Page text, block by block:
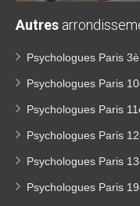
Autres
Psychologues Paris
Psychologues Paris
Psychologues Paris
Psychologues Paris
Psychologues Paris
Psychologues Paris